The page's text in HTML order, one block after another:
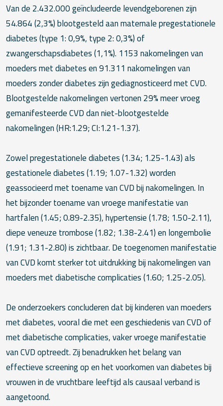
Van de 2.432.000 geïncludeerde levendgeborenen zijn
54.864 (2,3%) blootgesteld aan maternale pregestationele
diabetes (type 1: 0,9%, type 2: 0,3%) of
zwangerschapsdiabetes (1,1%). 1153 nakomelingen van
moeders met diabetes en 91.311 nakomelingen van
moeders zonder diabetes zijn gediagnosticeerd met CVD.
Blootgestelde nakomelingen vertonen 29% meer vroeg
gemanifesteerde CVD dan niet-blootgestelde
nakomelingen (HR:1.29; CI:1.21-1.37).
Zowel pregestationele diabetes (1.34; 1.25-1.43) als
gestationele diabetes (1.19; 1.07-1.32) worden
geassocieerd met toename van CVD bij nakomelingen. In
het bijzonder toename van vroege manifestatie van
hartfalen (1.45; 0.89-2.35), hypertensie (1.78; 1.50-2.11),
diepe veneuze trombose (1.82; 1.38-2.41) en longembolie
(1.91; 1.31-2.80) is zichtbaar. De toegenomen manifestatie
van CVD komt sterker tot uitdrukking bij nakomelingen van
moeders met diabetische complicaties (1.60; 1.25-2.05).
De onderzoekers concluderen dat bij kinderen van moeders
met diabetes, vooral die met een geschiedenis van CVD of
met diabetische complicaties, vaker vroege manifestatie
van CVD optreedt. Zij benadrukken het belang van
effectieve screening op en het voorkomen van diabetes bij
vrouwen in de vruchtbare leeftijd als causaal verband is
aangetoond.